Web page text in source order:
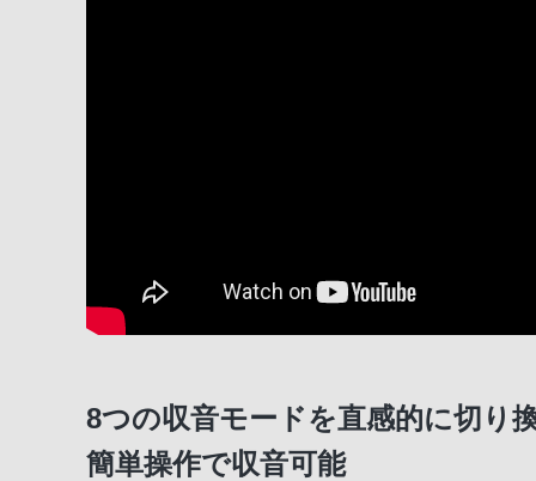
8つの収音モードを直感的に切り
簡単操作で収音可能